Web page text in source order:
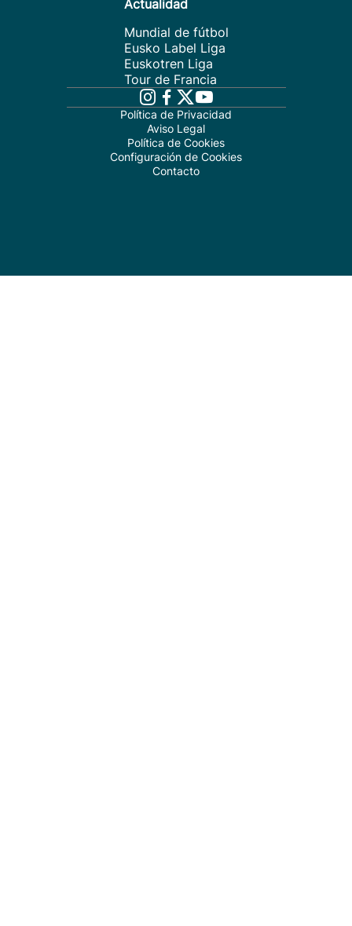
Actualidad
Mundial de fútbol
Eusko Label Liga
Euskotren Liga
Tour de Francia
Política de Privacidad
Aviso Legal
Política de Cookies
Configuración de Cookies
Contacto